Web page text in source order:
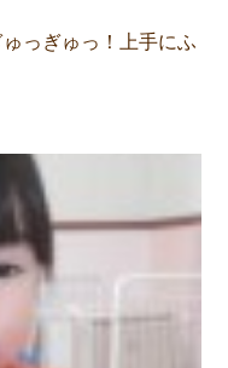
っぎゅっ！上手にふ